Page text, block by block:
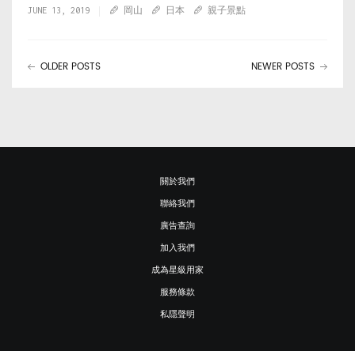
JUNE 13, 2019 岡山 日本 親子景點
OLDER POSTS NEWER POSTS
關於我們
聯絡我們
廣告查詢
加入我們
成為星級用家
服務條款
私隱聲明